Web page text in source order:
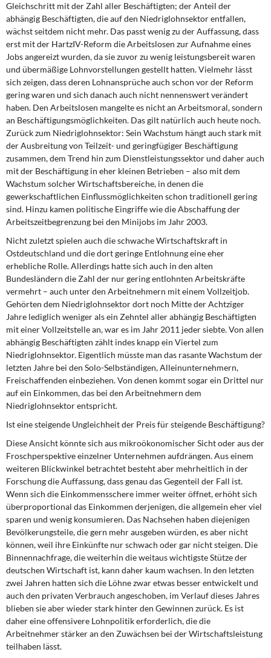
Gleichschritt mit der Zahl aller Beschäftigten; der Anteil der
abhängig Beschäftigten, die auf den Niedriglohnsektor entfallen,
wächst seitdem nicht mehr. Das passt wenig zu der Auffassung, dass
erst mit der HartzIV-Reform die Arbeitslosen zur Aufnahme eines
Jobs angereizt wurden, da sie zuvor zu wenig leistungsbereit waren
und übermäßige Lohnvorstellungen gestellt hatten. Vielmehr lässt
sich zeigen, dass deren Lohnansprüche auch schon vor der Reform
gering waren und sich danach auch nicht nennenswert verändert
haben. Den Arbeitslosen mangelte es nicht an Arbeitsmoral, sondern
an Beschäftigungsmöglichkeiten. Das gilt natürlich auch heute noch.
Zurück zum Niedriglohnsektor: Sein Wachstum hängt auch stark mit
der Ausbreitung von Teilzeit- und geringfügiger Beschäftigung
zusammen, dem Trend hin zum Dienstleistungssektor und daher auch
mit der Beschäftigung in eher kleinen Betrieben – also mit dem
Wachstum solcher Wirtschaftsbereiche, in denen die
gewerkschaftlichen Einflussmöglichkeiten schon traditionell gering
sind. Hinzu kamen politische Eingriffe wie die Abschaffung der
Arbeitszeitbegrenzung bei den Minijobs im Jahr 2003.
Nicht zuletzt spielen auch die schwache Wirtschaftskraft in
Ostdeutschland und die dort geringe Entlohnung eine eher
erhebliche Rolle. Allerdings hatte sich auch in den alten
Bundesländern die Zahl der nur gering entlohnten Arbeitskräfte
vermehrt – auch unter den Arbeitnehmern mit einem Vollzeitjob.
Gehörten dem Niedriglohnsektor dort noch Mitte der Achtziger
Jahre lediglich weniger als ein Zehntel aller abhängig Beschäftigten
mit einer Vollzeitstelle an, war es im Jahr 2011 jeder siebte. Von allen
abhängig Beschäftigten zählt indes knapp ein Viertel zum
Niedriglohnsektor. Eigentlich müsste man das rasante Wachstum der
letzten Jahre bei den Solo-Selbständigen, Alleinunternehmern,
Freischaffenden einbeziehen. Von denen kommt sogar ein Drittel nur
auf ein Einkommen, das bei den Arbeitnehmern dem
Niedriglohnsektor entspricht.
Ist eine steigende Ungleichheit der Preis für steigende Beschäftigung?
Diese Ansicht könnte sich aus mikroökonomischer Sicht oder aus der
Froschperspektive einzelner Unternehmen aufdrängen. Aus einem
weiteren Blickwinkel betrachtet besteht aber mehrheitlich in der
Forschung die Auffassung, dass genau das Gegenteil der Fall ist.
Wenn sich die Einkommensschere immer weiter öffnet, erhöht sich
überproportional das Einkommen derjenigen, die allgemein eher viel
sparen und wenig konsumieren. Das Nachsehen haben diejenigen
Bevölkerungsteile, die gern mehr ausgeben würden, es aber nicht
können, weil ihre Einkünfte nur schwach oder gar nicht steigen. Die
Binnennachfrage, die weiterhin die weitaus wichtigste Stütze der
deutschen Wirtschaft ist, kann daher kaum wachsen. In den letzten
zwei Jahren hatten sich die Löhne zwar etwas besser entwickelt und
auch den privaten Verbrauch angeschoben, im Verlauf dieses Jahres
blieben sie aber wieder stark hinter den Gewinnen zurück. Es ist
daher eine offensivere Lohnpolitik erforderlich, die die
Arbeitnehmer stärker an den Zuwächsen bei der Wirtschaftsleistung
teilhaben lässt.